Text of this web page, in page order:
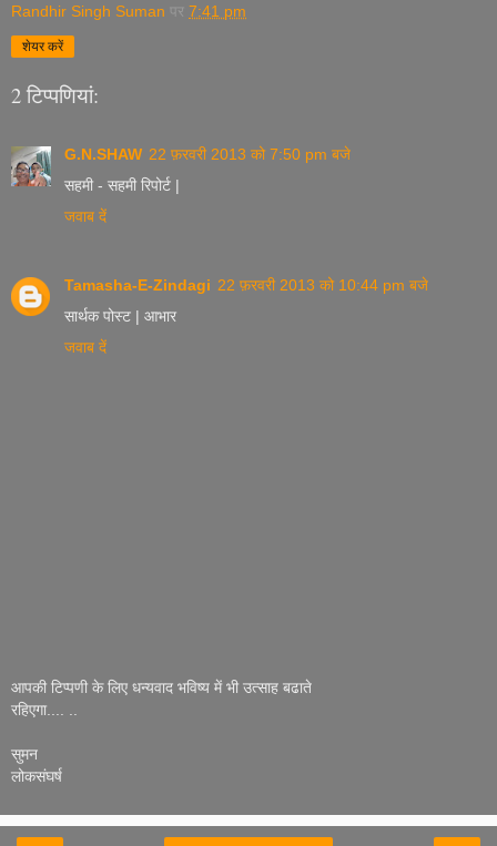
Randhir Singh Suman पर 7:41 pm
शेयर करें
2 टिप्‍पणियां:
G.N.SHAW 22 फ़रवरी 2013 को 7:50 pm बजे
सहमी - सहमी रिपोर्ट |
जवाब दें
Tamasha-E-Zindagi 22 फ़रवरी 2013 को 10:44 pm बजे
सार्थक पोस्ट | आभार
जवाब दें
आपकी टिप्पणी के लिए धन्यवाद भविष्य में भी उत्साह बढाते
रहिएगा.... ..
सुमन
लोकसंघर्ष